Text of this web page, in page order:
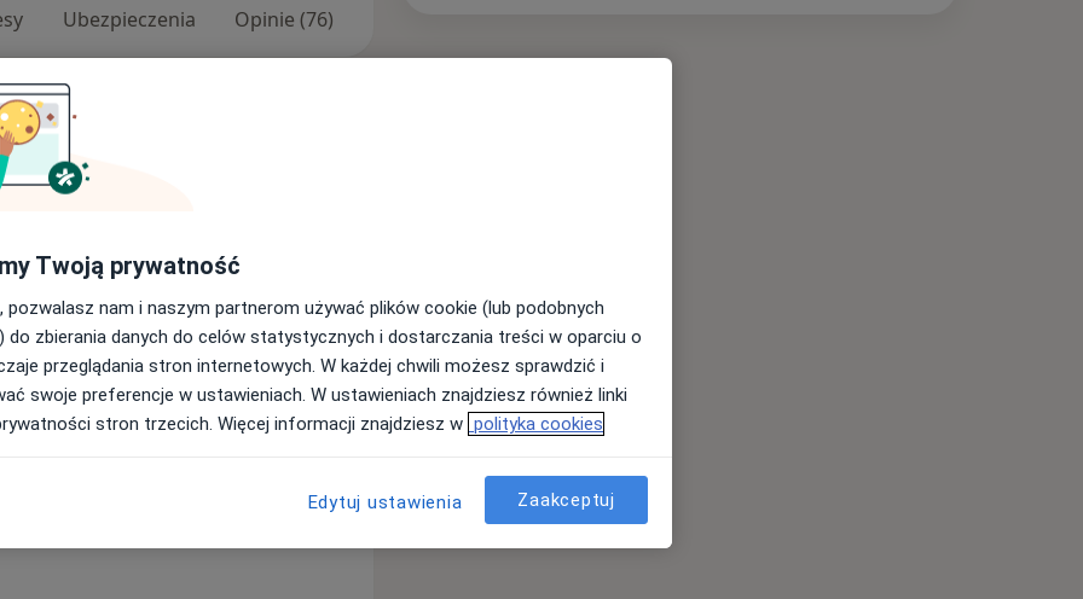
Ubezpieczenia Opinie (76)
i foniatra, absolwent
pracy doktorskiej z audiologii,
Słuchu oraz Centrum Słuchu i
Epidemiologii i Ośrodkiem
„Pomnik-Centrum Zdrowia
słuchu u dzieci i dorosłych.
Słuchowy, dostępnej online i
Trening poprawia
wspierając rozwój
Twoją prywatność
pozwalasz nam i naszym partnerom używać plików cookie (lub podobnych
do zbierania danych do celów statystycznych i dostarczania treści w oparciu o
przeglądania stron internetowych. W każdej chwili możesz sprawdzić i
swoje preferencje w ustawieniach. W ustawieniach znajdziesz również linki
stron trzecich. Więcej informacji znajdziesz w polityka cookies
Edytuj ustawienia Zaakceptuj